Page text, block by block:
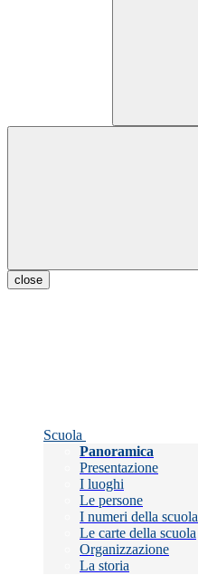
close
Scuola
Panoramica
Presentazione
I luoghi
Le persone
I numeri della scuola
Le carte della scuola
Organizzazione
La storia